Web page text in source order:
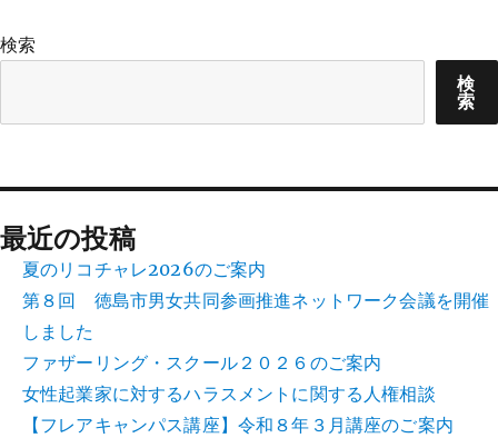
検索
検
索
最近の投稿
夏のリコチャレ2026のご案内
第８回 徳島市男女共同参画推進ネットワーク会議を開催
しました
ファザーリング・スクール２０２６のご案内
女性起業家に対するハラスメントに関する人権相談
【フレアキャンパス講座】令和８年３月講座のご案内